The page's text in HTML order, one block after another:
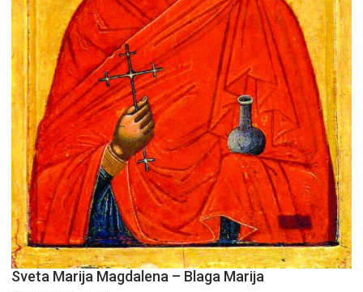
Sveta Marija Magdalena – Blaga Marija